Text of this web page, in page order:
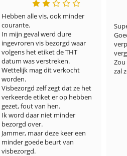
Hebben alle vis, ook minder
courante.
In mijn geval werd dure
ingevroren vis bezorgd waar
volgens het etiket de THT
datum was verstreken.
Wettelijk mag dit verkocht
worden.
Visbezorgd zelf zegt dat ze het
verkeerde etiket er op hebben
gezet, fout van hen.
Ik word daar niet minder
bezorgd over.
Jammer, maar deze keer een
minder goede beurt van
visbezorgd.
Zou
zal